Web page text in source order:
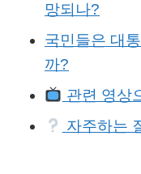
망되나?
국민들은 대
까?
관련 영상
자주하는